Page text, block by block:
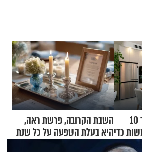
הבית יריח טוב יותר תוך 10
כדי
השבת הקרובה, פרשת ראה,
היא בעלת השפעה על כל שנת
תשפ"ז